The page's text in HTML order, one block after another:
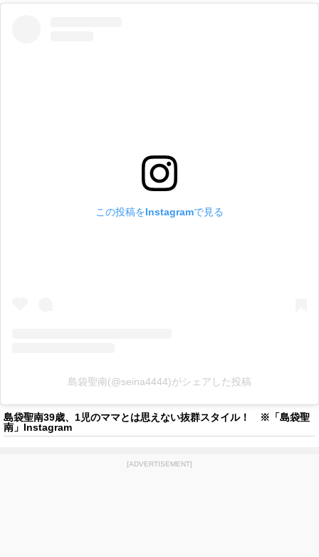
この投稿をInstagramで見る
島袋聖南(@seina4444)がシェアした投稿
島袋聖南39歳、1児のママとは思えない抜群スタイル！ ※「島袋聖
南」Instagram
[ADVERTISEMENT]